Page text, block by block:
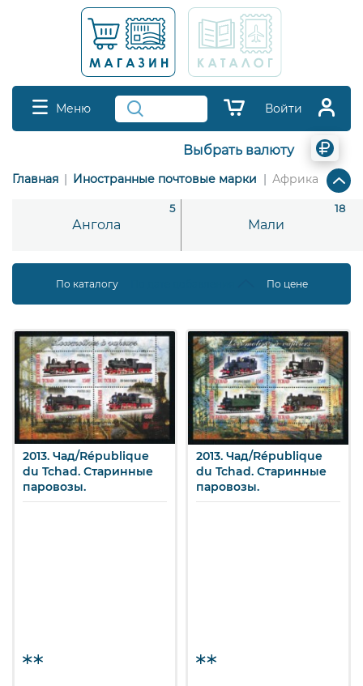
Меню Войти
Выбрать валюту
Главная Иностранные почтовые марки Африка
Ангола
5
Мали
18
По каталогу По цене
2013. Чад/République
du Tchad. Старинные
паровозы.
2013. Чад/République
du Tchad. Старинные
паровозы.